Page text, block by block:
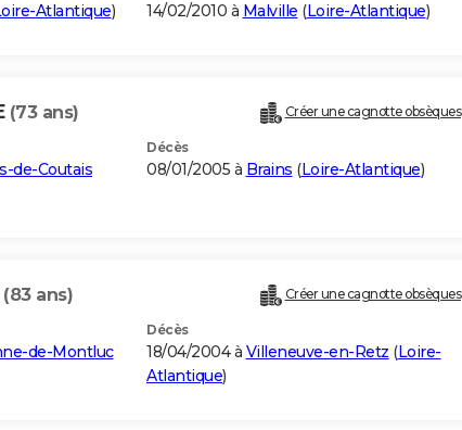
Atlantique) 14/02/2010 à Malville (Loire-Atlantique)
(73 ans) Créer une cagnotte obsèques
de-Coutais
Décès
08/01/2005 à Brains (Loire-Atlantique)
(83 ans) Créer une cagnotte obsèques
de-Montluc
Décès
18/04/2004 à Villeneuve-en-Retz (Loire-
Atlantique)